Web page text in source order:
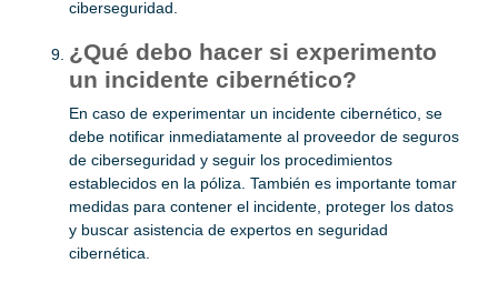
ciberseguridad.
¿Qué debo hacer si experimento
un incidente cibernético?
En caso de experimentar un incidente cibernético, se
debe notificar inmediatamente al proveedor de seguros
de ciberseguridad y seguir los procedimientos
establecidos en la póliza. También es importante tomar
medidas para contener el incidente, proteger los datos
y buscar asistencia de expertos en seguridad
cibernética.